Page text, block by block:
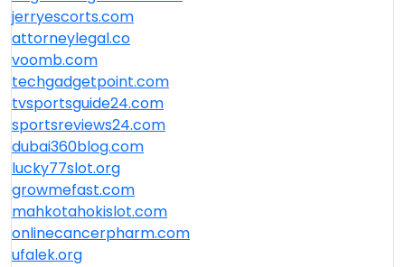
jerryescorts.com
attorneylegal.co
voomb.com
techgadgetpoint.com
tvsportsguide24.com
sportsreviews24.com
dubai360blog.com
lucky77slot.org
growmefast.com
mahkotahokislot.com
onlinecancerpharm.com
ufalek.org